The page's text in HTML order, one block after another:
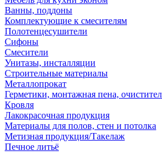
Ванны, поддоны
Комплектующие к смесителям
Полотенцесушители
Сифоны
Смесители
Унитазы, инсталляции
Строительные материалы
Металлопрокат
Герметики, монтажная пена,
Кровля
Лакокрасочная продукция
Материалы для полов, стен и потолка
Метизная продукция/Такелаж
Печное литьё